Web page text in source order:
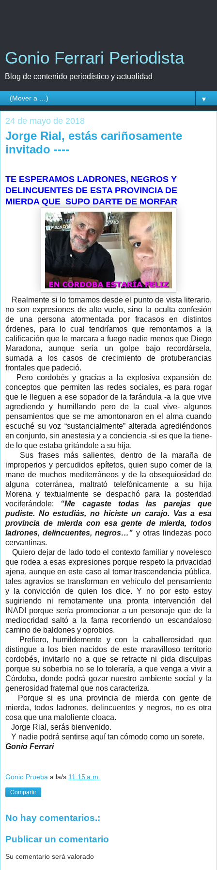
Gonio Ferrari Periodista
Blog de contenido periodístico y actualidad
▼
24 de mayo de 2018
Jorge Rial, estás cariñosamente
invitado ----
TE ESPERAMOS LADRONES, NEGROS Y
DELINCUENTES DE ESTA PROVINCIA DE
MIERDA QUE SUPO DARTE DE MORFAR
Realmente si lo tomamos desde el punto de vista literario,
no son expresiones de alto vuelo, sino la oculta confesión
de una persona atormentada por fracasos en distintos
órdenes, para lo cual tendríamos que remontarnos a la
calificación que le marcara a fuego nadie menos que Diego
Maradona, aunque sería un golpe bajo recordársela,
sumada a los casos de crecimiento de protuberancias
frontales que padeció.
Pero cordobés y gracias a la explosiva expansión de
conceptos que permiten las redes sociales, es para rogar
que le lleguen a ese sopador de la farándula -a la que vive
agrediendo y humillando pero de la cual vive- algunos
pensamientos que se me amontonaron en el alma cuando
escuché su voz “sustancialmente” alterada agrediéndonos
en conjunto, sin anestesia y a conciencia -si es que la tiene-
de lo que estaba gritándole a su hija.
Sus frases más salientes, dentro de la maraña de
improperios y percudidos epítetos, quien supo comer de la
mano de muchos mediterráneos y de la obsequiosidad de
alguna coterránea, maltrató telefónicamente a su hija
Morena y textualmente se despachó para la posteridad
vociferándole: “Me cagaste todas las parejas que
pudiste. No estudiás, no hiciste un carajo. Vas a esa
provincia de mierda con esa gente de mierda, todos
ladrones, delincuentes, negros…" y otras lindezas poco
cervantinas.
Quiero dejar de lado todo el contexto familiar y novelesco
que rodea a esas expresiones porque respeto la privacidad
ajena, aunque en este caso al tomar trascendencia pública,
tales agravios se transforman en vehículo del pensamiento
y la convicción de quien los dice. Y no por esto estoy
sugiriendo ni remotamente una pronta intervención del
INADI porque sería promocionar a un personaje que de la
mediocridad saltó a la fama recorriendo un escandaloso
camino de baldones y oprobios.
Prefiero, humildemente y con la caballerosidad que
distingue a los bien nacidos de este maravilloso territorio
cordobés, invitarlo no a que se retracte ni pida disculpas
porque su soberbia no se lo toleraría, a que venga a vivir a
Córdoba, donde podrá gozar nuestro ambiente social y la
generosidad fraternal que nos caracteriza.
Porque si es una provincia de mierda con gente de
mierda, todos ladrones, delincuentes y negros, no es otra
cosa que una maloliente cloaca.
Jorge Rial, serás bienvenido.
Y nadie podrá sentirse aquí tan cómodo como un sorete.
Gonio Ferrari
Gonio Prueba a la/s 11:15 a.m.
Compartir
No hay comentarios.:
Publicar un comentario
Su comentario será valorado